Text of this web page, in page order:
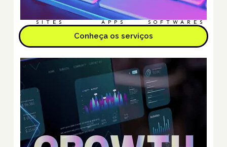
SITES APPS SOFTWARES
Conheça os serviços